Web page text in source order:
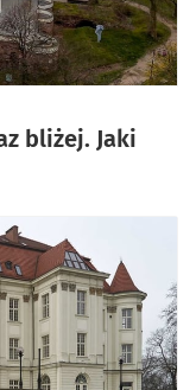
bliżej. Jaki